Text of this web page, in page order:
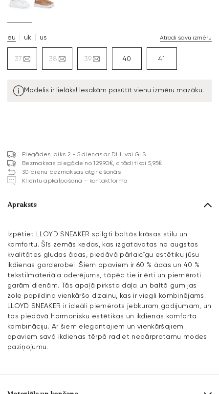
eu uk us Atrodi savu izmēru
37 38 39 40 41
Modelis ir lielāks! Iesakām pasūtīt vienu izmēru mazāku.
Piegādes laiks 2 - 5 dienas ar DHL vai GLS
Bezmaksas piegāde no 129,90€, citādi tikai 5,95€
30 dienu bezmaksas atgriešanās
Klientu apkalpošana – kontaktforma
Apraksts
Izpētiet LLOYD SNEAKER spilgti baltās krāsas stilu un
komfortu. Šīs zemās kedas, kas izgatavotas no augstas
kvalitātes gludas ādas, piedāvā pārlaicīgu estētiku jūsu
ikdienas garderobei. Šiem apaviem ir 60 % ādas un 40 %
tekstilmateriāla oderējums, tāpēc tie ir ērti un piemēroti
garām dienām. Tās apaļā pirksta daļa un baltā gumijas
zole papildina vienkāršo dizainu, kas ir viegli kombinējams.
LLOYD SNEAKER ir ideāli piemērots jebkuram gadījumam, un
tas piedāvā harmonisku estētikas un ikdienas komforta
kombināciju. Ar šiem elegantajiem un vienkāršajiem
apaviem savā ikdienas tērpā radiet nepārprotamu modes
paziņojumu.